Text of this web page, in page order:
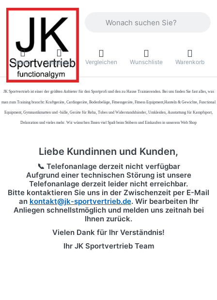
Menü Anmelden Vergleichen Wunschliste Warenkorb
JK Sportvertrieb ist einer der größten Anbieter für den Sportprofi und den zu Hause Trainierenden. Bei uns finden Sie fast alles, was
man zum Training braucht: Kraftgeräte, Cardiogeräte, Bodenbeläge, Fitnessgeräte, Fitness Equipment,Hanteln & Gewichte, Functional
Equipment, Gymnastikmatten und -bälle, Geräte für Reha, Tubes und Widerstandsbänder, Umkleiden, Ausstattung für Kampfsport,
Dekoration und vieles mehr. Wir wünschen Ihnen viel Spaß beim Stöbern und Einkaufen in unserem Web Shop
Liebe Kundinnen und Kunden,
📞 Telefonanlage derzeit nicht verfügbar
Aufgrund einer technischen Störung ist unsere
Telefonanlage derzeit leider nicht erreichbar.
Bitte kontaktieren Sie uns in der Zwischenzeit per E-Mail
an kontakt@jk-sportvertrieb.de. Wir bearbeiten Ihr
Anliegen schnellstmöglich und melden uns zeitnah bei
Ihnen zurück.
Vielen Dank für Ihr Verständnis!
Ihr JK Sportvertrieb Team